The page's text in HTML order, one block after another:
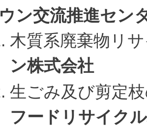
ウン交流推進セン
木質系廃棄物リ
ン株式会社
生ごみ及び剪定
フードリサイク